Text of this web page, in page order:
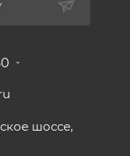
шоссе,